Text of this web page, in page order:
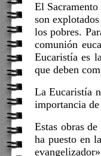
El
son
los pobres.
comunión
Eucaristía es
que deben
La Eucaristía
importancia
Estas obras
ha puesto en